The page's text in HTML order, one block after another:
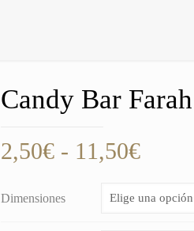
Candy Bar Farah
2,50€ - 11,50€Rango
Dimensiones